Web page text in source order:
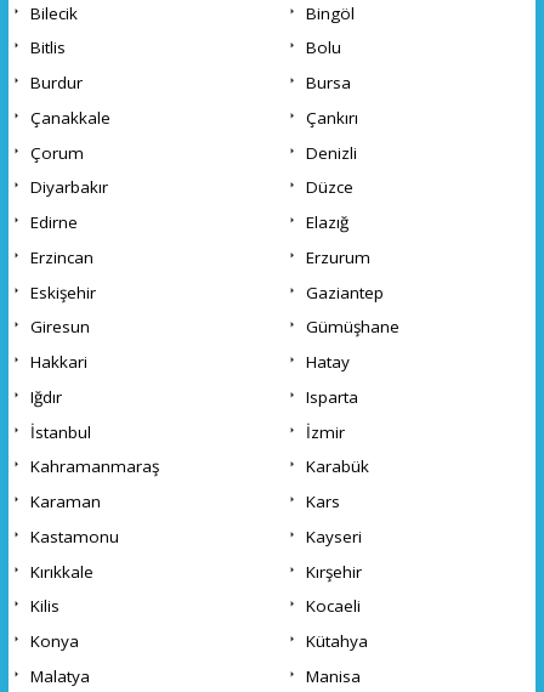
Bilecik
Bingöl
Bitlis
Bolu
Burdur
Bursa
Çanakkale
Çankırı
Çorum
Denizli
Diyarbakır
Düzce
Edirne
Elazığ
Erzincan
Erzurum
Eskişehir
Gaziantep
Giresun
Gümüşhane
Hakkari
Hatay
Iğdır
Isparta
İstanbul
İzmir
Kahramanmaraş
Karabük
Karaman
Kars
Kastamonu
Kayseri
Kırıkkale
Kırşehir
Kilis
Kocaeli
Konya
Kütahya
Malatya
Manisa